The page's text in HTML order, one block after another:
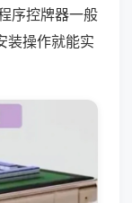
序控牌器一般
装操作就能实